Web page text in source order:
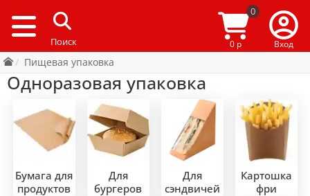
0
0 р Вход
Пищевая упаковка
Одноразовая упаковка
Бумага для
продуктов
Для
бургеров
Для
сэндвичей
Картошка
фри